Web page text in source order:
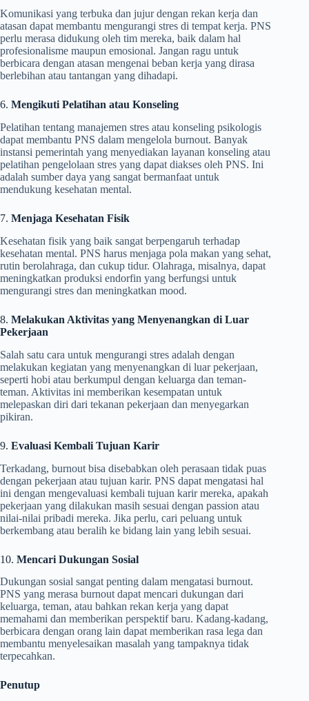
Komunikasi yang terbuka dan jujur dengan rekan kerja dan
atasan dapat membantu mengurangi stres di tempat kerja. PNS
perlu merasa didukung oleh tim mereka, baik dalam hal
profesionalisme maupun emosional. Jangan ragu untuk
berbicara dengan atasan mengenai beban kerja yang dirasa
berlebihan atau tantangan yang dihadapi.
6. Mengikuti Pelatihan atau Konseling
Pelatihan tentang manajemen stres atau konseling psikologis
dapat membantu PNS dalam mengelola burnout. Banyak
instansi pemerintah yang menyediakan layanan konseling atau
pelatihan pengelolaan stres yang dapat diakses oleh PNS. Ini
adalah sumber daya yang sangat bermanfaat untuk
mendukung kesehatan mental.
7. Menjaga Kesehatan Fisik
Kesehatan fisik yang baik sangat berpengaruh terhadap
kesehatan mental. PNS harus menjaga pola makan yang sehat,
rutin berolahraga, dan cukup tidur. Olahraga, misalnya, dapat
meningkatkan produksi endorfin yang berfungsi untuk
mengurangi stres dan meningkatkan mood.
8. Melakukan Aktivitas yang Menyenangkan di Luar
Pekerjaan
Salah satu cara untuk mengurangi stres adalah dengan
melakukan kegiatan yang menyenangkan di luar pekerjaan,
seperti hobi atau berkumpul dengan keluarga dan teman-
teman. Aktivitas ini memberikan kesempatan untuk
melepaskan diri dari tekanan pekerjaan dan menyegarkan
pikiran.
9. Evaluasi Kembali Tujuan Karir
Terkadang, burnout bisa disebabkan oleh perasaan tidak puas
dengan pekerjaan atau tujuan karir. PNS dapat mengatasi hal
ini dengan mengevaluasi kembali tujuan karir mereka, apakah
pekerjaan yang dilakukan masih sesuai dengan passion atau
nilai-nilai pribadi mereka. Jika perlu, cari peluang untuk
berkembang atau beralih ke bidang lain yang lebih sesuai.
10. Mencari Dukungan Sosial
Dukungan sosial sangat penting dalam mengatasi burnout.
PNS yang merasa burnout dapat mencari dukungan dari
keluarga, teman, atau bahkan rekan kerja yang dapat
memahami dan memberikan perspektif baru. Kadang-kadang,
berbicara dengan orang lain dapat memberikan rasa lega dan
membantu menyelesaikan masalah yang tampaknya tidak
terpecahkan.
Penutup